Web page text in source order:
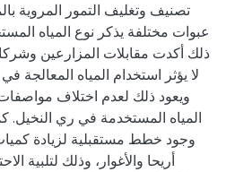
تصنيف وتغليف التمور المروية
عبوات مختلفة يذكر نوع المياه
ذلك أكدت مقابلات المزارعين
لا يؤثر استخدام المياه المعالجة
ويعود ذلك لعدم اختلاف
المياه المستخدمة في ري النخيل.
وجود خطط مستقبلية لزيادة
أريحا والأغوار، وذلك لتلبية